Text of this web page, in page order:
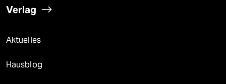
Verlag
Aktuelles
Hausblog